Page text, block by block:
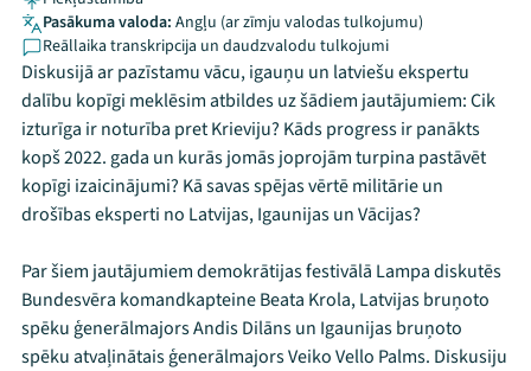
Pasākuma valoda: Angļu (ar zīmju valodas tulkojumu)
Reāllaika transkripcija un daudzvalodu tulkojumi
Diskusijā ar pazīstamu vācu, igauņu un latviešu ekspertu
dalību kopīgi meklēsim atbildes uz šādiem jautājumiem: Cik
izturīga ir noturība pret Krieviju? Kāds progress ir panākts
kopš 2022. gada un kurās jomās joprojām turpina pastāvēt
kopīgi izaicinājumi? Kā savas spējas vērtē militārie un
drošības eksperti no Latvijas, Igaunijas un Vācijas?
Par šiem jautājumiem demokrātijas festivālā Lampa diskutēs
Bundesvēra komandkapteine Beata Krola, Latvijas bruņoto
spēku ģenerālmajors Andis Dilāns un Igaunijas bruņoto
spēku atvaļinātais ģenerālmajors Veiko Vello Palms. Diskusiju